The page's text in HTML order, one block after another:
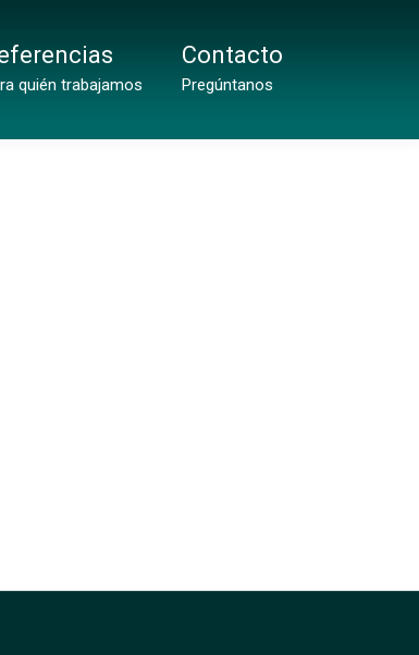
quién trabajamos
Contacto
Pregúntanos